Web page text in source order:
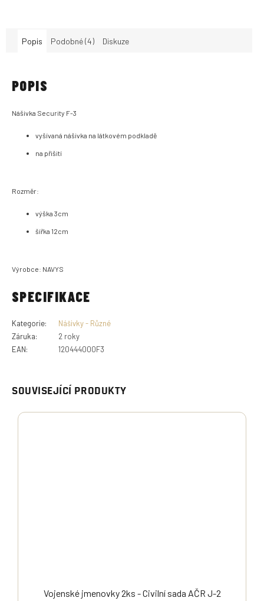
SOUVISEJÍCÍ PRODUKTY
Vojenské jmenovky 2ks - Civilní sada AČR J-2
Popis Podobné (4) Diskuze
POPIS
Nášivka Security F-3
vyšívaná nášivka na látkovém podkladě
na přišití
Rozměr:
výška 3cm
šířka 12cm
Výrobce: NAVYS
SPECIFIKACE
Kategorie:
Nášivky - Různé
Záruka:
2 roky
EAN: 120444000F3